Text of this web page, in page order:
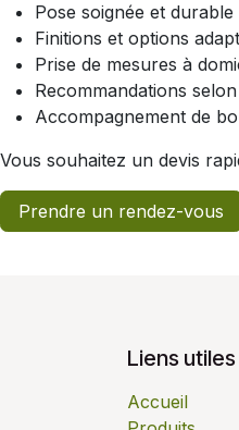
Pose soignée et durable
Finitions et options
Prise de mesures à
Recommandations selon
Accompagnement de
Vous souhaitez un devis
Prendre un rendez-vous
Liens utiles
Accueil